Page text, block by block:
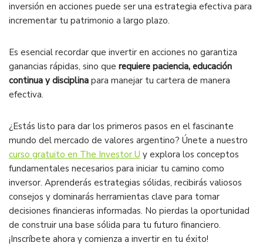
inversión en acciones puede ser una estrategia efectiva para
incrementar tu patrimonio a largo plazo.
Es esencial recordar que invertir en acciones no garantiza
ganancias rápidas, sino que requiere paciencia, educación
continua y disciplina para manejar tu cartera de manera
efectiva.
¿Estás listo para dar los primeros pasos en el fascinante
mundo del mercado de valores argentino? Únete a nuestro
curso gratuito en The Investor U y explora los conceptos
fundamentales necesarios para iniciar tu camino como
inversor. Aprenderás estrategias sólidas, recibirás valiosos
consejos y dominarás herramientas clave para tomar
decisiones financieras informadas. No pierdas la oportunidad
de construir una base sólida para tu futuro financiero.
¡Inscríbete ahora y comienza a invertir en tu éxito!